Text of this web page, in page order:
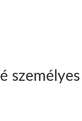
személyes